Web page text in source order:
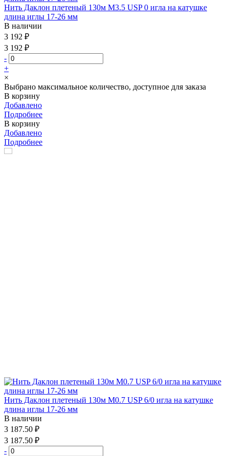
Нить Даклон плетеный 130м М3.5 USP 0 игла на катушке
длина иглы 17-26 мм
В наличии
3 192 ₽
3 192 ₽
-
+
×
Выбрано максимальное количество, доступное для заказа
В корзину
Добавлено
Подробнее
В корзину
Добавлено
Подробнее
Нить Даклон плетеный 130м М0.7 USP 6/0 игла на катушке
длина иглы 17-26 мм
В наличии
3 187.50 ₽
3 187.50 ₽
-